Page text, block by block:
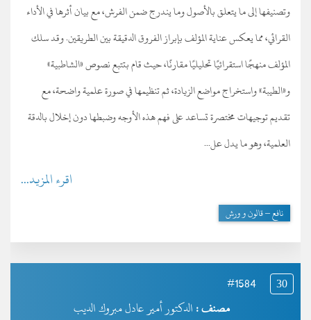
وتصنيفها إلى ما يتعلق بالأصول وما يندرج ضمن الفرش، مع بيان أثرها في الأداء
القرائي، مما يعكس عناية المؤلف بإبراز الفروق الدقيقة بين الطريقين. وقد سلك
المؤلف منهجًا استقرائيًا تحليليًا مقارنًا، حيث قام بتتبع نصوص «الشاطبية»
و«الطيبة» واستخراج مواضع الزيادة، ثم تنظيمها في صورة علمية واضحة، مع
تقديم توجيهات مختصرة تساعد على فهم هذه الأوجه وضبطها دون إخلال بالدقة
العلمية، وهو ما يدل عل...
اقرء المزيد...
نافع – قالون و ورش
30
#1584
مصنف : الدكتور أمير عادل مبروك الديب